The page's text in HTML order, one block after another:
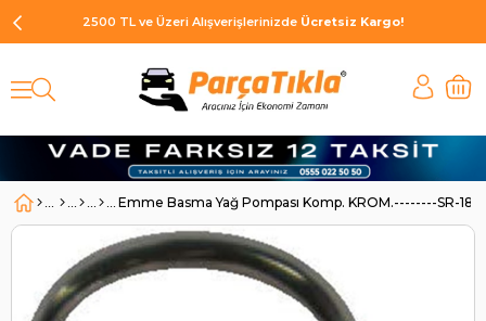
2500 TL ve Üzeri Alışverişlerinizde Ücretsiz Kargo!
Emme Basma Yağ Pompası Komp. KROM.--------SR-